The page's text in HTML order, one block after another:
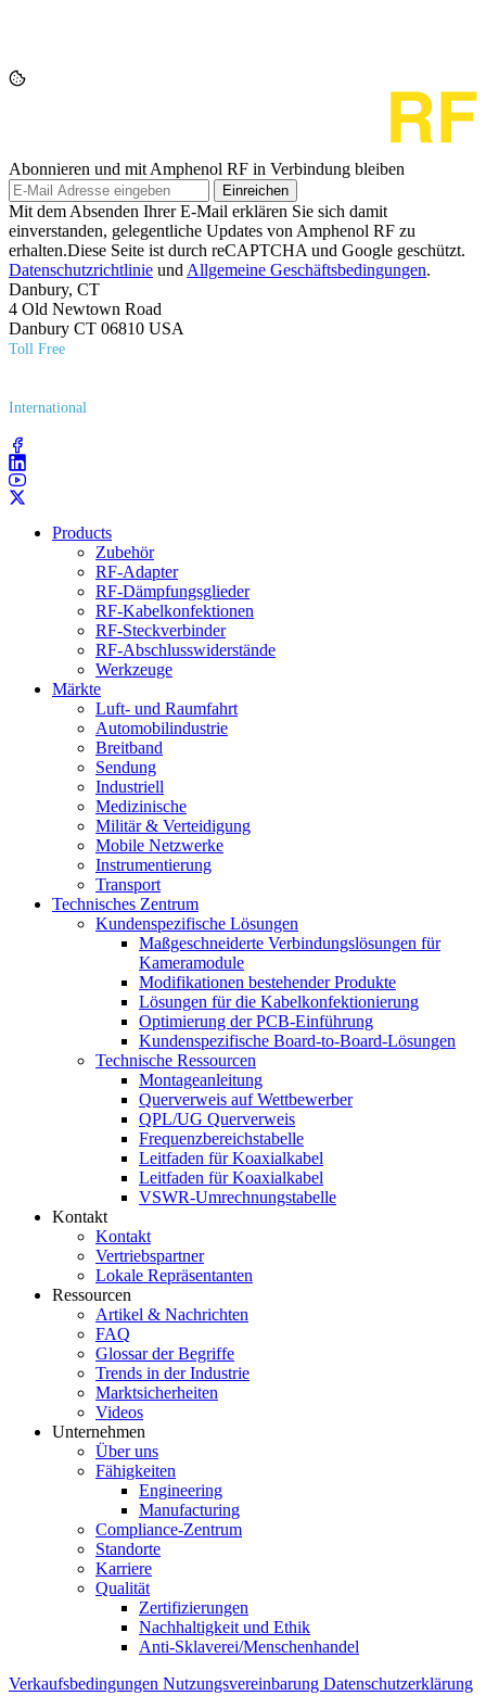
Abonnieren und mit Amphenol RF in Verbindung bleiben
Einreichen
Mit dem Absenden Ihrer E-Mail erklären Sie sich damit
einverstanden, gelegentliche Updates von Amphenol RF zu
erhalten.Diese Seite ist durch reCAPTCHA und Google geschützt.
Datenschutzrichtlinie und Allgemeine Geschäftsbedingungen.
Danbury, CT
4 Old Newtown Road
Danbury CT 06810 USA
Toll Free
International
Products
Zubehör
RF-Adapter
RF-Dämpfungsglieder
RF-Kabelkonfektionen
RF-Steckverbinder
RF-Abschlusswiderstände
Werkzeuge
Märkte
Luft- und Raumfahrt
Automobilindustrie
Breitband
Sendung
Industriell
Medizinische
Militär & Verteidigung
Mobile Netzwerke
Instrumentierung
Transport
Technisches Zentrum
Kundenspezifische Lösungen
Maßgeschneiderte Verbindungslösungen für
Kameramodule
Modifikationen bestehender Produkte
Lösungen für die Kabelkonfektionierung
Optimierung der PCB-Einführung
Kundenspezifische Board-to-Board-Lösungen
Technische Ressourcen
Montageanleitung
Querverweis auf Wettbewerber
QPL/UG Querverweis
Frequenzbereichstabelle
Leitfaden für Koaxialkabel
Leitfaden für Koaxialkabel
VSWR-Umrechnungstabelle
Kontakt
Kontakt
Vertriebspartner
Lokale Repräsentanten
Ressourcen
Artikel & Nachrichten
FAQ
Glossar der Begriffe
Trends in der Industrie
Marktsicherheiten
Videos
Unternehmen
Über uns
Fähigkeiten
Engineering
Manufacturing
Compliance-Zentrum
Standorte
Karriere
Qualität
Zertifizierungen
Nachhaltigkeit und Ethik
Anti-Sklaverei/Menschenhandel
Verkaufsbedingungen Nutzungsvereinbarung Datenschutzerklärung